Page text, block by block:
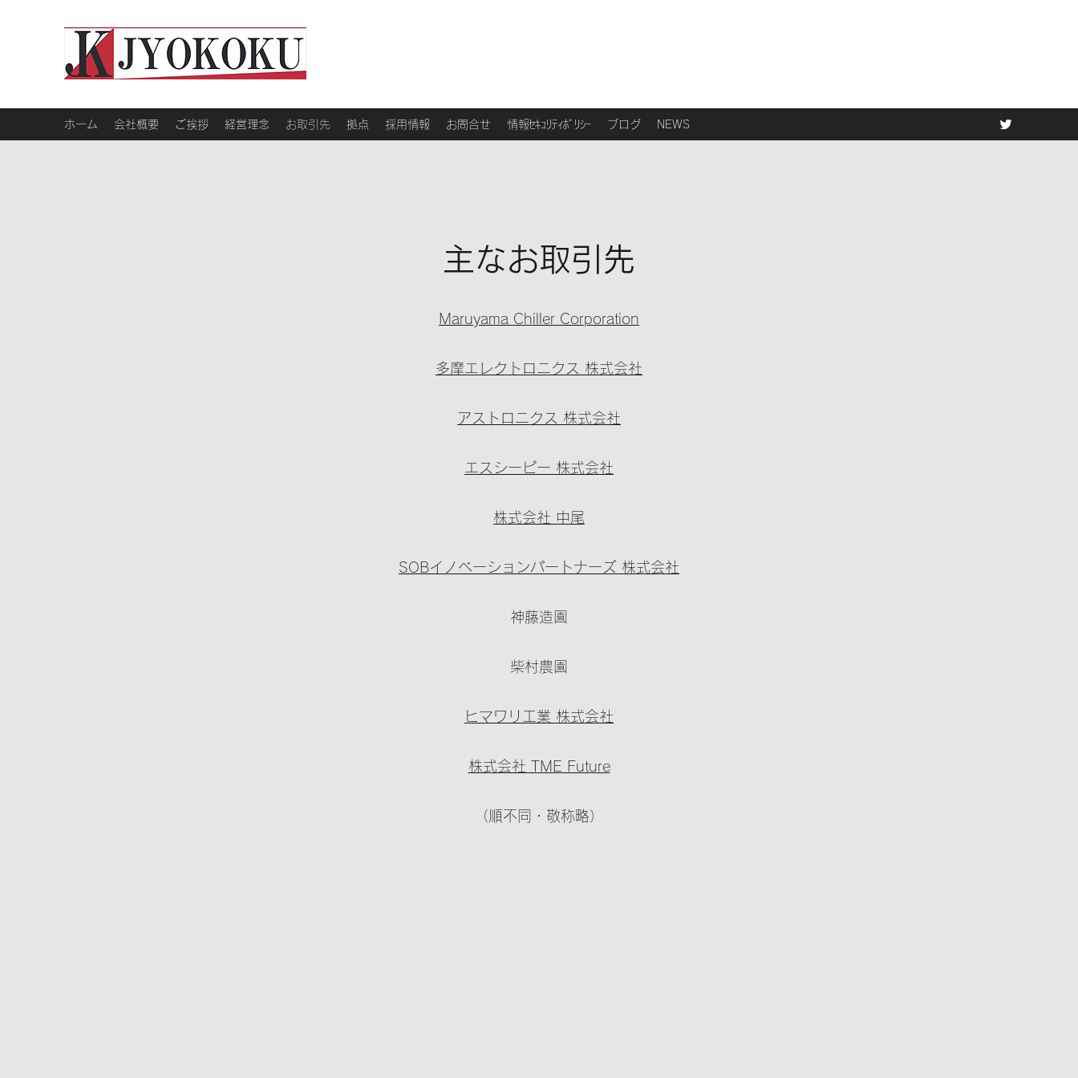
ホーム 会社概要 ご挨拶 経営理念 お取引先 拠点 採用情報 お問合せ 情報ｾｷｭﾘﾃｨﾎﾟﾘｼｰ ブログ NEWS
主なお取引先
Maruyama Chiller Corporation
多摩エレクトロニクス 株式会社
アストロニクス 株式会社
エスシーピー 株式会社
株式会社 中尾
SOBイノベーションパートナーズ 株式会社
神藤造園
柴村農園
ヒマワリ工業 株式会社
​株式会社 TME Future
（順不同・敬称略）